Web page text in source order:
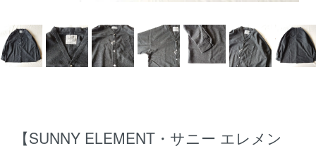
【SUNNY ELEMENT・サニー エレメン